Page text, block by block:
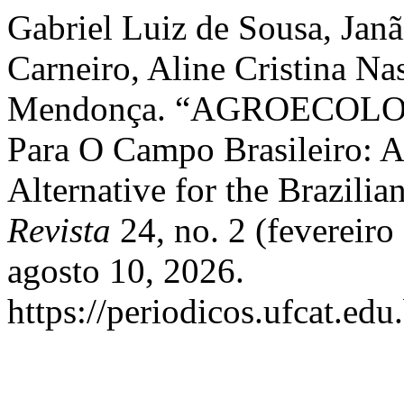
Gabriel Luiz de Sousa,
Carneiro, Aline Cristina
Mendonça.
Para O Campo Brasileiro:
Alternative for the
Revista 24, no. 2 (fevereiro
agosto 10, 2026.
https://